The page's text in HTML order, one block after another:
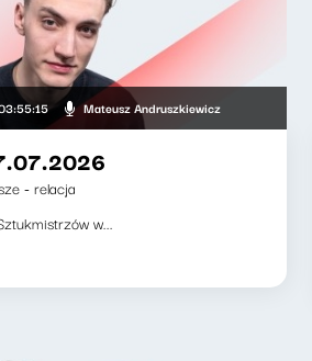
Mateusz Andruszkiewicz
- relacja
w...